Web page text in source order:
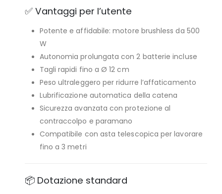
✅ Vantaggi per l’utente
Potente e affidabile: motore brushless da 500
W
Autonomia prolungata con 2 batterie incluse
Tagli rapidi fino a Ø 12 cm
Peso ultraleggero per ridurre l’affaticamento
Lubrificazione automatica della catena
Sicurezza avanzata con protezione al
contraccolpo e paramano
Compatibile con asta telescopica per lavorare
fino a 3 metri
📦 Dotazione standard